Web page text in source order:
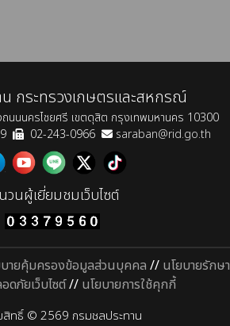
กระทรวงเกษตรและสหกรณ์
ถนนนครไชยศรี เขตดุสิต กรุงเทพมหานคร 10300
02-243-0966 saraban@rid.go.th
วนผู้เยี่ยมชมเว็บไซต์
ายคุ้มครองข้อมูลส่วนบุคคล // นโยบายรักษา
ดภัยเว็บไซต์// นโยบายการใช้คุกกี้
สิทธิ์ © 2569 กรมชลประทาน